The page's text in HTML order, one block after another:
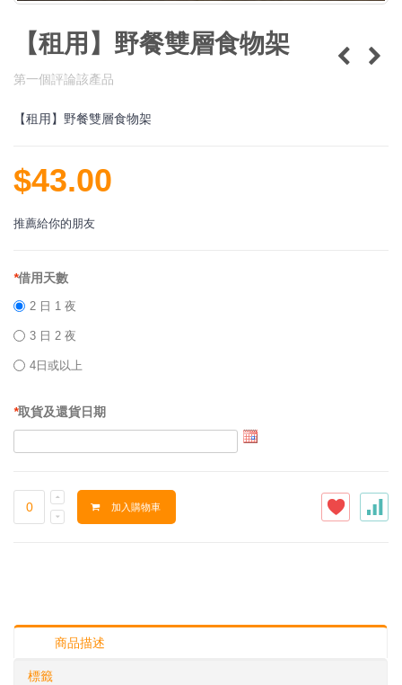
【租用】野餐雙層食物架
第一個評論該產品
【租用】野餐雙層食物架
$43.00
推薦給你的朋友
*借用天數
2 日 1 夜
3 日 2 夜
4日或以上
*取貨及還貨日期
加入購物車
商品描述
標籤